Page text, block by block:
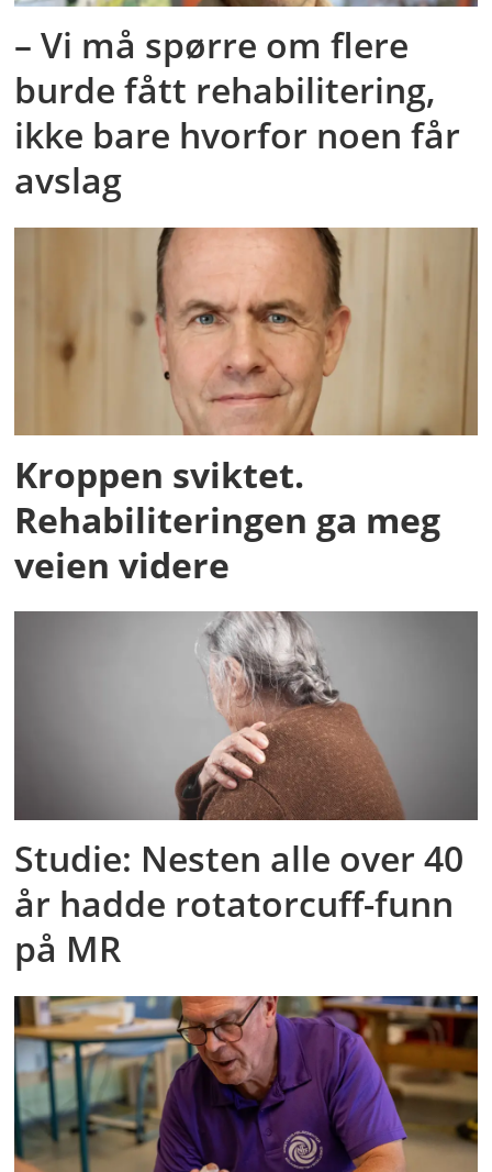
– Vi må spørre om flere
burde fått rehabilitering,
ikke bare hvorfor noen får
avslag
Kroppen sviktet.
Rehabiliteringen ga meg
veien videre
Studie: Nesten alle over 40
år hadde rotatorcuff-funn
på MR